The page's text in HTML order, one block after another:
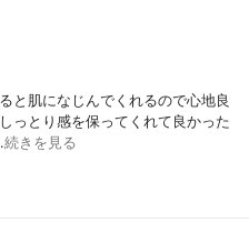
と肌になじんでくれるので心地良
っとり感を保ってくれて良かった
続きを見る